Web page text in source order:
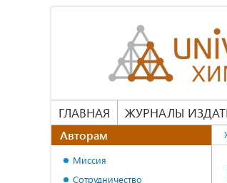
ГЛАВНАЯ ЖУРНАЛЫ
Авторам
Миссия
Сотрудничество